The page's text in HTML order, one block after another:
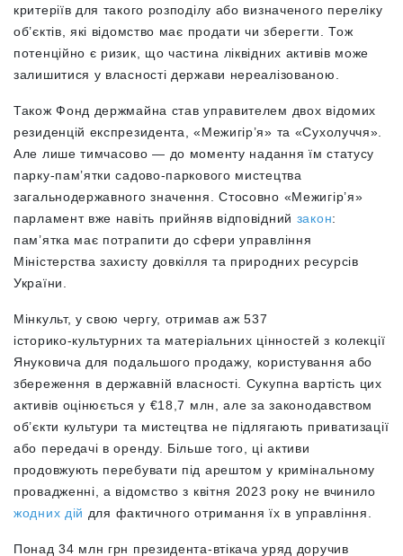
критеріїв для такого розподілу або визначеного переліку
об’єктів, які відомство має продати чи зберегти. Тож
потенційно є ризик, що частина ліквідних активів може
залишитися у власності держави нереалізованою.
Також Фонд держмайна став управителем двох відомих
резиденцій експрезидента, «Межигір’я» та «Сухолуччя».
Але лише тимчасово — до моменту надання їм статусу
парку-пам’ятки садово-паркового мистецтва
загальнодержавного значення. Стосовно «Межигір’я»
парламент вже навіть прийняв відповідний закон:
пам’ятка має потрапити до сфери управління
Міністерства захисту довкілля та природних ресурсів
України.
Мінкульт, у свою чергу, отримав аж 537
історико‑культурних та матеріальних цінностей з колекції
Януковича для подальшого продажу, користування або
збереження в державній власності. Сукупна вартість цих
активів оцінюється у €18,7 млн, але за законодавством
об’єкти культури та мистецтва не підлягають приватизації
або передачі в оренду. Більше того, ці активи
продовжують перебувати під арештом у кримінальному
провадженні, а відомство з квітня 2023 року не вчинило
жодних дій для фактичного отримання їх в управління.
Понад 34 млн грн президента-втікача уряд доручив